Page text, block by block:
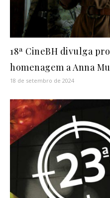
18ª CineBH divulga
homenagem a Anna
18 de setembro de 2024